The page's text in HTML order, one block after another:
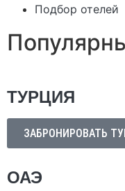
Подбор отелей
ТУРЦИЯ
ЗАБРОНИРОВАТЬ
ОАЭ